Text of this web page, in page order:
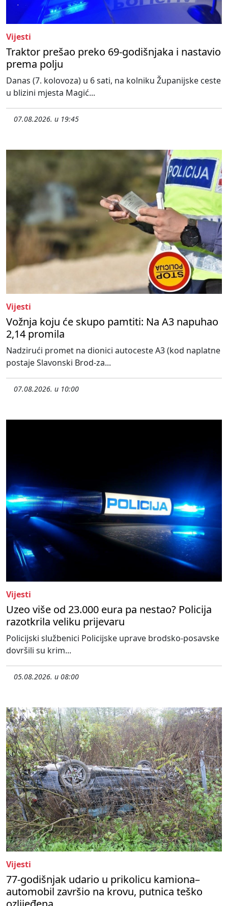
Vijesti
Traktor prešao preko 69-godišnjaka i nastavio
prema polju
Danas (7. kolovoza) u 6 sati, na kolniku Županijske ceste
u blizini mjesta Magić...
07.08.2026. u 19:45
Vijesti
Vožnja koju će skupo pamtiti: Na A3 napuhao
2,14 promila
Nadzirući promet na dionici autoceste A3 (kod naplatne
postaje Slavonski Brod-za...
07.08.2026. u 10:00
Vijesti
Uzeo više od 23.000 eura pa nestao? Policija
razotkrila veliku prijevaru
Policijski službenici Policijske uprave brodsko-posavske
dovršili su krim...
05.08.2026. u 08:00
Vijesti
77-godišnjak udario u prikolicu kamiona–
automobil završio na krovu, putnica teško